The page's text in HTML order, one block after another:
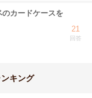
カードケースを
21
回答
キング